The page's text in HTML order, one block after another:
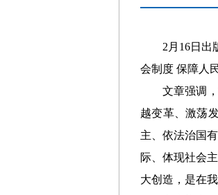
2月16日出
会制度 保障人
文章强调
越变革、激荡
主、依法治国
际、体现社会
大创造，是在